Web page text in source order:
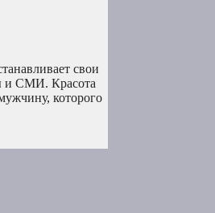
свои
и СМИ. Красота
которого